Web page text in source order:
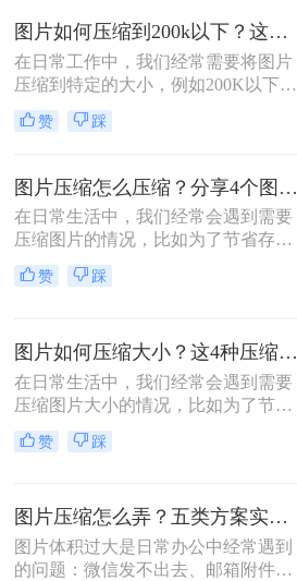
小的方法，旨在帮助用户根据实际需
求选择合适的压缩方式。
图片如何压缩到200k以下？这三种方法简单又高效！
在日常工作中，我们经常需要将图片
压缩到特定的大小，例如200K以下，
以满足电子邮件附件、网站上传或社
交媒体分享的要求。那么图片如何压
图片压缩到200K以下的有效方法，帮
助您轻松完成图片压缩，同时保持较
高的图片质量。
赞 踩
图片压缩怎么压缩？分享4个图片压缩方法！
在日常生活中，我们经常会遇到需要
压缩图片的情况，比如为了节省存储
空间、加快网页加载速度或减少文件
传输时间。那么图片压缩怎么压缩
时保持较高的图片质量。
赞 踩
图片如何压缩大小？这4种压缩方法请务必学会！
在日常生活中，我们经常会遇到需要
压缩图片大小的情况，比如为了节省
存储空间、加快网页加载速度或减少
文件传输时间。那么图片如何压缩大
缩，同时保持较高的图片质量。
赞 踩
图片压缩怎么弄？五类方案实测对比，一张表看懂怎么选！
图片体积过大是日常办公中经常遇到
的问题：微信发不出去、邮箱附件超